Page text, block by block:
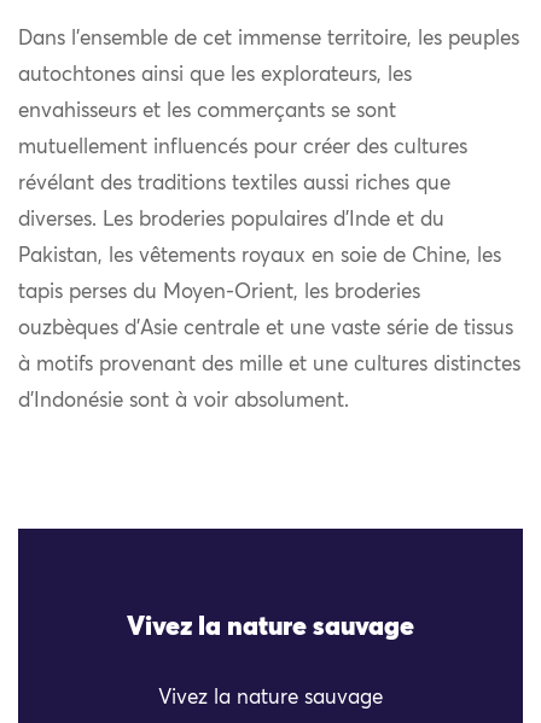
Dans l’ensemble de cet immense territoire, les peuples
autochtones ainsi que les explorateurs, les
envahisseurs et les commerçants se sont
mutuellement influencés pour créer des cultures
révélant des traditions textiles aussi riches que
diverses. Les broderies populaires d’Inde et du
Pakistan, les vêtements royaux en soie de Chine, les
tapis perses du Moyen-Orient, les broderies
ouzbèques d’Asie centrale et une vaste série de tissus
à motifs provenant des mille et une cultures distinctes
d’Indonésie sont à voir absolument.
Vivez la nature sauvage
Vivez la nature sauvage